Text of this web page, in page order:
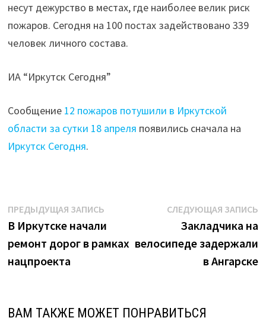
несут дежурство в местах, где наиболее велик риск
пожаров. Сегодня на 100 постах задействовано 339
человек личного состава.
ИА “Иркутск Сегодня”
Сообщение 12 пожаров потушили в Иркутской
области за сутки 18 апреля появились сначала на
Иркутск Сегодня.
Навигация
по
записям
ПРЕДЫДУЩАЯ ЗАПИСЬПредыдущая
запись:
В Иркутске начали
ремонт дорог в рамках
нацпроекта
СЛЕДУЮЩАЯ ЗАПИСЬ
Закладчика на
велосипеде задержали
в Ангарске
ВАМ ТАКЖЕ МОЖЕТ ПОНРАВИТЬСЯ